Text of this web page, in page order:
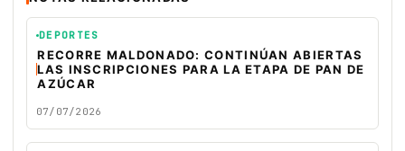
DEPORTES
RECORRE MALDONADO: CONTINÚAN ABIERTAS
LAS INSCRIPCIONES PARA LA ETAPA DE PAN DE
AZÚCAR
07/07/2026